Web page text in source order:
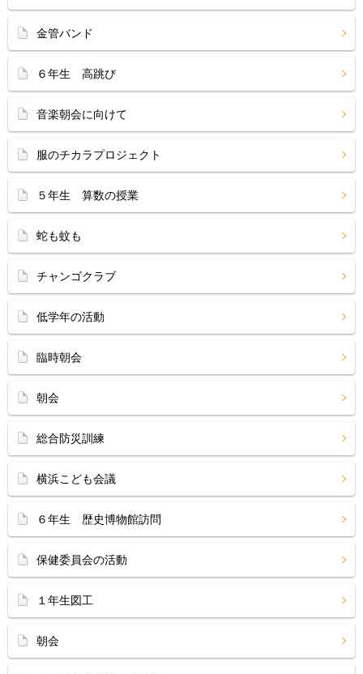
金管バンド
６年生 高跳び
音楽朝会に向けて
服のチカラプロジェクト
５年生 算数の授業
蛇も蚊も
チャンゴクラブ
低学年の活動
臨時朝会
朝会
総合防災訓練
横浜こども会議
６年生 歴史博物館訪問
保健委員会の活動
１年生図工
朝会